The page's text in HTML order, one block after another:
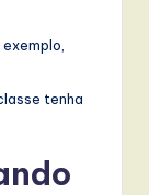
tenha